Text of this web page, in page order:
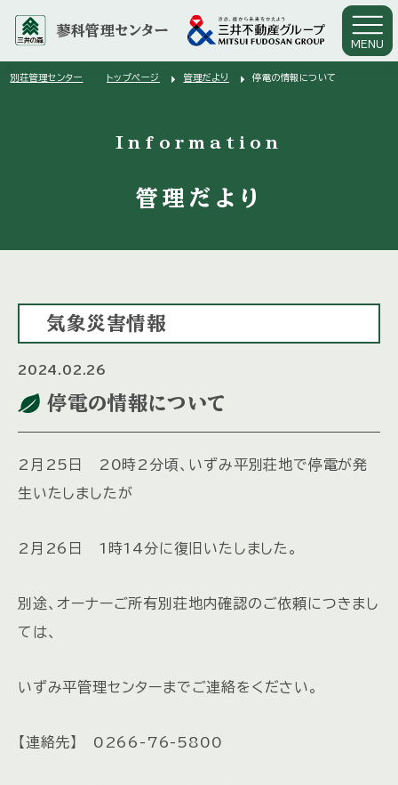
蓼科管理センター
MENU
別荘管理センター トップページ arrow_right 管理だより arrow_right 停電の情報について
Information
管理だより
気象災害情報
2024.02.26
停電の情報について
2月25日 20時2分頃、いずみ平別荘地で停電が発
生いたしましたが
2月26日 1時14分に復旧いたしました。
別途、オーナーご所有別荘地内確認のご依頼につきまし
ては、
いずみ平管理センターまでご連絡をください。
【連絡先】 0266-76-5800